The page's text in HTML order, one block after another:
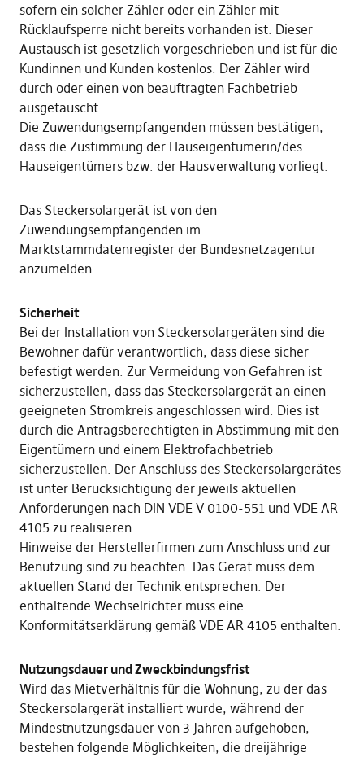
sofern ein solcher Zähler oder ein Zähler mit
Rücklaufsperre nicht bereits vorhanden ist. Dieser
Austausch ist gesetzlich vorgeschrieben und ist für die
Kundinnen und Kunden kostenlos. Der Zähler wird
durch oder einen von beauftragten Fachbetrieb
ausgetauscht.
Die Zuwendungsempfangenden müssen bestätigen,
dass die Zustimmung der Hauseigentümerin/des
Hauseigentümers bzw. der Hausverwaltung vorliegt.
Das Steckersolargerät ist von den
Zuwendungsempfangenden im
Marktstammdatenregister der Bundesnetzagentur
anzumelden.
Sicherheit
Bei der Installation von Steckersolargeräten sind die
Bewohner dafür verantwortlich, dass diese sicher
befestigt werden. Zur Vermeidung von Gefahren ist
sicherzustellen, dass das Steckersolargerät an einen
geeigneten Stromkreis angeschlossen wird. Dies ist
durch die Antragsberechtigten in Abstimmung mit den
Eigentümern und einem Elektrofachbetrieb
sicherzustellen. Der Anschluss des Steckersolargerätes
ist unter Berücksichtigung der jeweils aktuellen
Anforderungen nach DIN VDE V 0100-551 und VDE AR
4105 zu realisieren.
Hinweise der Herstellerfirmen zum Anschluss und zur
Benutzung sind zu beachten. Das Gerät muss dem
aktuellen Stand der Technik entsprechen. Der
enthaltende Wechselrichter muss eine
Konformitätserklärung gemäß VDE AR 4105 enthalten.
Nutzungsdauer und Zweckbindungsfrist
Wird das Mietverhältnis für die Wohnung, zu der das
Steckersolargerät installiert wurde, während der
Mindestnutzungsdauer von 3 Jahren aufgehoben,
bestehen folgende Möglichkeiten, die dreijährige